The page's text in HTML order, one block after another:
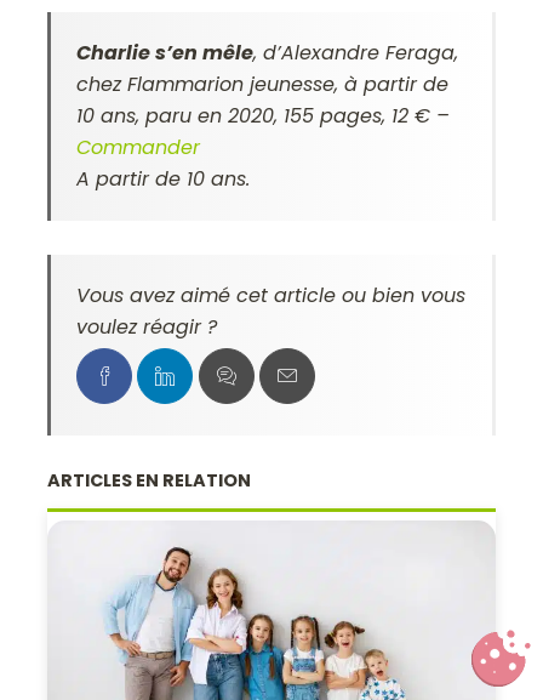
Charlie s’en mêle,d’Alexandre Feraga,
chez Flammarion jeunesse, à partir de
10 ans, paru en 2020, 155 pages, 12 € –
Commander
A partir de 10 ans.
Vous avez aimé cet article ou bien vous
voulez réagir ?
ARTICLES EN RELATION